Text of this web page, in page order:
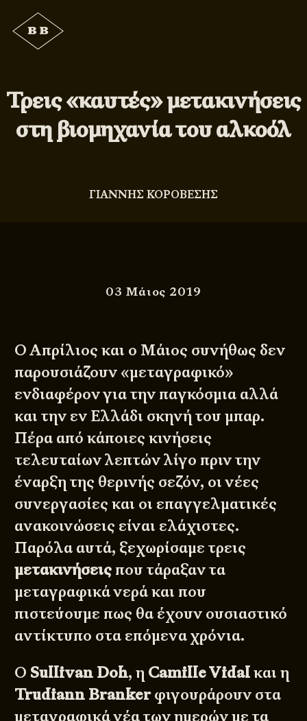
Τρεις «καυτές» μετακινήσεις
στη βιομηχανία του αλκοόλ
ΓΙΑΝΝΗΣ ΚΟΡΟΒΕΣΗΣ
03 Μάιος 2019
Ο Απρίλιος και ο Μάιος συνήθως δεν
παρουσιάζουν «μεταγραφικό»
ενδιαφέρον για την παγκόσμια αλλά
και την εν Ελλάδι σκηνή του μπαρ.
Πέρα από κάποιες κινήσεις
τελευταίων λεπτών λίγο πριν την
έναρξη της θερινής σεζόν, οι νέες
συνεργασίες και οι επαγγελματικές
ανακοινώσεις είναι ελάχιστες.
Παρόλα αυτά, ξεχωρίσαμε τρεις
μετακινήσεις που τάραξαν τα
μεταγραφικά νερά και που
πιστεύουμε πως θα έχουν ουσιαστικό
αντίκτυπο στα επόμενα χρόνια.
Ο Sullivan Doh, η Camille Vidalκαι η
Trudiann Brankerφιγουράρουν στα
μεταγραφικά νέα των ημερών με τα